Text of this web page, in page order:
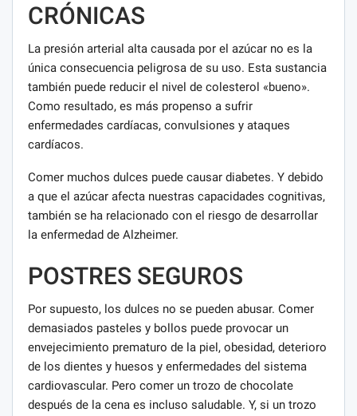
CRÓNICAS
La presión arterial alta causada por el azúcar no es la
única consecuencia peligrosa de su uso. Esta sustancia
también puede reducir el nivel de colesterol «bueno».
Como resultado, es más propenso a sufrir
enfermedades cardíacas, convulsiones y ataques
cardíacos.
Comer muchos dulces puede causar diabetes. Y debido
a que el azúcar afecta nuestras capacidades cognitivas,
también se ha relacionado con el riesgo de desarrollar
la enfermedad de Alzheimer.
POSTRES SEGUROS
Por supuesto, los dulces no se pueden abusar. Comer
demasiados pasteles y bollos puede provocar un
envejecimiento prematuro de la piel, obesidad, deterioro
de los dientes y huesos y enfermedades del sistema
cardiovascular. Pero comer un trozo de chocolate
después de la cena es incluso saludable. Y, si un trozo